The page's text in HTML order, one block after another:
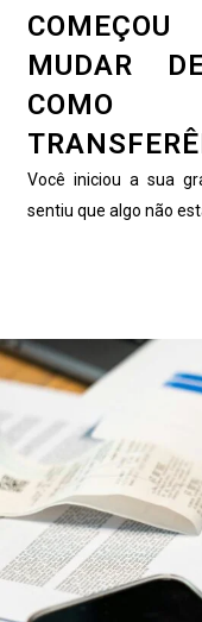
MUDAR
COMO
Você iniciou a sua
sentiu que algo não